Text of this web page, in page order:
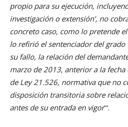
propio para su ejecución,
investigación o extensión’, no
concreto caso, como lo pretende
lo refirió el sentenciador del
su fallo, la relación del
marzo de 2013, anterior a la fecha
de Ley 21.526, normativa que no
disposición transitoria sobre
antes de su entrada en vigor’”.